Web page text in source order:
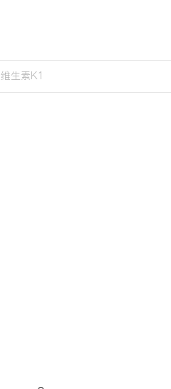
维生素K1